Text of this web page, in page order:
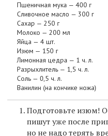
Пшеничная мука — 400 г
Сливочное масло — 300 г
Сахар — 250 г
Молоко — 200 мл
Яйца — 4 шт.
Изюм — 150 г
Лимонная цедра — 1 ч. л.
Разрыхлитель — 1,5 ч. л.
Соль — 0,5 ч. л.
Ванилин (на кончике ножа)
Подготовьте изюм!
пишут уже после
но не надо терять